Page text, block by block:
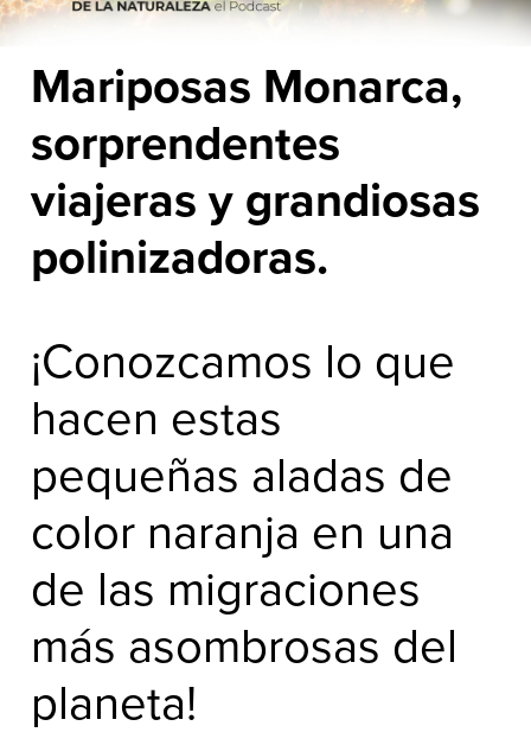
Mariposas Monarca,
sorprendentes
viajeras y grandiosas
polinizadoras.
¡Conozcamos lo que
hacen estas
pequeñas aladas de
color naranja en una
de las migraciones
más asombrosas del
planeta!